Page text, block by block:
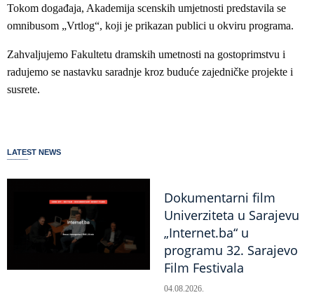
Tokom događaja, Akademija scenskih umjetnosti predstavila se
omnibusom „Vrtlog“, koji je prikazan publici u okviru programa.
Zahvaljujemo Fakultetu dramskih umetnosti na gostoprimstvu i
radujemo se nastavku saradnje kroz buduće zajedničke projekte i
susrete.
LATEST NEWS
Dokumentarni film
Univerziteta u Sarajevu
„Internet.ba“ u
programu 32. Sarajevo
Film Festivala
04.08.2026.